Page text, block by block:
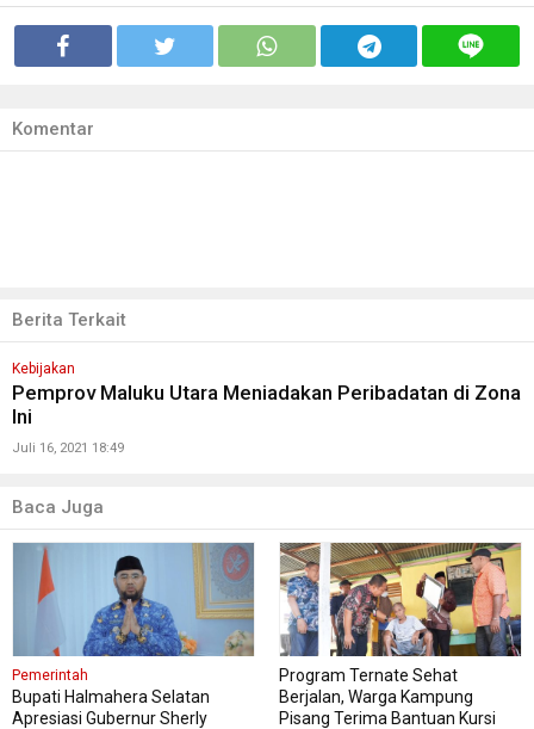
Komentar
Berita Terkait
Kebijakan
Pemprov Maluku Utara Meniadakan Peribadatan di Zona
Ini
Juli 16, 2021 18:49
Baca Juga
Pemerintah
Bupati Halmahera Selatan
Apresiasi Gubernur Sherly
Program Ternate Sehat
Berjalan, Warga Kampung
Pisang Terima Bantuan Kursi